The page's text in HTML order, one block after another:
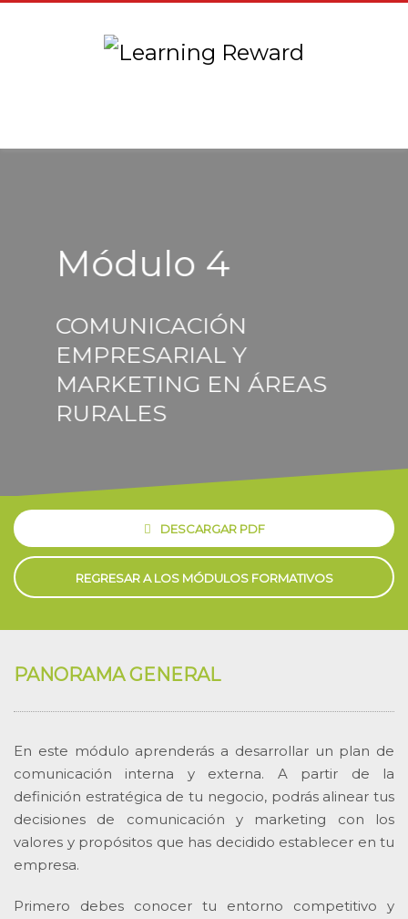
Módulo 4
COMUNICACIÓN
EMPRESARIAL Y
MARKETING EN ÁREAS
RURALES
DESCARGAR PDF
REGRESAR A LOS MÓDULOS FORMATIVOS
PANORAMA GENERAL
En este módulo aprenderás a desarrollar un plan de
comunicación interna y externa. A partir de la
definición estratégica de tu negocio, podrás alinear tus
decisiones de comunicación y marketing con los
valores y propósitos que has decidido establecer en tu
empresa.
Primero debes conocer tu entorno competitivo y